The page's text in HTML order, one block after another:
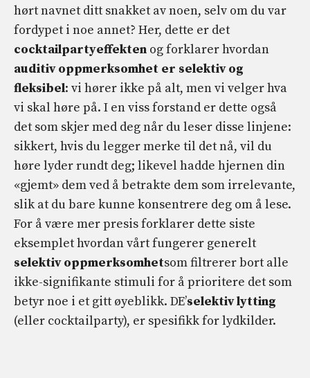
hørt navnet ditt snakket av noen, selv om du var
fordypet i noe annet? Her, dette er det
cocktailpartyeffekten og forklarer hvordan
auditiv oppmerksomhet er selektiv og
fleksibel: vi hører ikke på alt, men vi velger hva
vi skal høre på. I en viss forstand er dette også
det som skjer med deg når du leser disse linjene:
sikkert, hvis du legger merke til det nå, vil du
høre lyder rundt deg; likevel hadde hjernen din
«gjemt» dem ved å betrakte dem som irrelevante,
slik at du bare kunne konsentrere deg om å lese.
For å være mer presis forklarer dette siste
eksemplet hvordan vårt fungerer generelt
selektiv oppmerksomhetsom filtrerer bort alle
ikke-signifikante stimuli for å prioritere det som
betyr noe i et gitt øyeblikk. DE’selektiv lytting
(eller cocktailparty), er spesifikk for lydkilder.